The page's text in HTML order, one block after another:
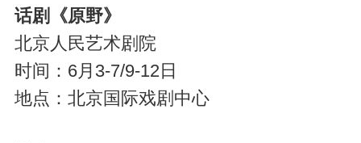
话剧《原野》
北京人民艺术剧院
时间：6月3-7/9-12日
地点：北京国际戏剧中心